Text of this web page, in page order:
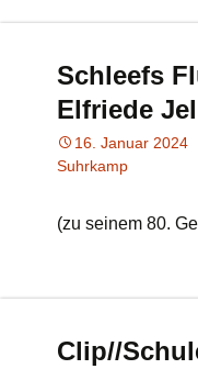
Schleefs
Elfriede
16. Januar 2024
Suhrkamp
(zu seinem 80.
Clip//